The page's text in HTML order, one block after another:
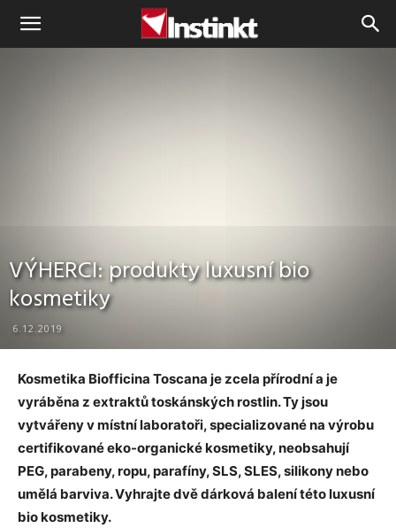
Instinkt
VÝHERCI: produkty luxusní bio
kosmetiky
6.12.2019
Kosmetika Biofficina Toscana je zcela přírodní a je
vyráběna z extraktů toskánských rostlin. Ty jsou
vytvářeny v místní laboratoři, specializované na výrobu
certifikované eko-organické kosmetiky, neobsahují
PEG, parabeny, ropu, parafíny, SLS, SLES, silikony nebo
umělá barviva. Vyhrajte dvě dárková balení této luxusní
bio kosmetiky.